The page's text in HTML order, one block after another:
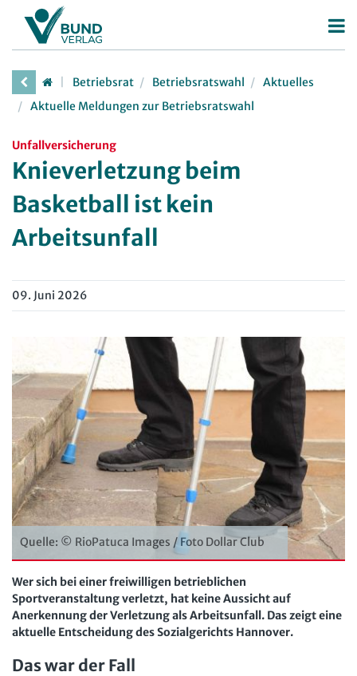
Betriebsrat
Betriebsratswahl
Mitbestimmung
Deutscher Betriebsrätepreis
Personalrat
Deutscher Personalräte-Preis
Personalratsarbeit
Personalvertretungsrecht
TVöD | TV-L
Arbeitsschutz
Beschäftigtendatenschutz
Lexikon
Arbeit in der JAV
SBV
Arbeit in der SBV
Arbeit in der MAV
Bücher
Zeitschriften
Arbeitsrecht im Betrieb
Der Personalrat
Gute Arbeit
Betriebsrat und Mitbestimmung
Arbeitsschutz und Mitbestimmung
Fachmodule
Betriebsratswissen online
Beschäftigtendatenschutz online
Personalratswissen online
Schwerbehindertenrecht online
Arbeitszeit online
Software
Newsletter
Bund SHOP
Betriebsrat Betriebsratswahl
Aktuelles
Aktuelle Meldungen zur Betriebsratswahl
Unfallversicherung
Knieverletzung beim
Basketball ist kein
Arbeitsunfall
09. Juni 2026
Quelle: © RioPatuca Images / Foto Dollar Club
Wer sich bei einer freiwilligen betrieblichen
Sportveranstaltung verletzt, hat keine Aussicht auf
Anerkennung der Verletzung als Arbeitsunfall. Das zeigt eine
aktuelle Entscheidung des Sozialgerichts Hannover.
Das war der Fall